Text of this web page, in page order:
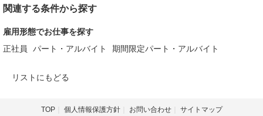
関連する条件から探す
雇用形態でお仕事を探す
正社員
パート・アルバイト 期間限定パート・アルバイト
リストにもどる
TOP 個人情報保護方針 お問い合わせ サイトマップ